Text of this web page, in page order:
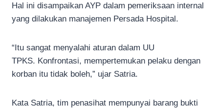
Hal ini disampaikan AYP dalam pemeriksaan internal
yang dilakukan manajemen Persada Hospital.
“Itu sangat menyalahi aturan dalam UU
TPKS. Konfrontasi, mempertemukan pelaku dengan
korban itu tidak boleh,” ujar Satria.
Kata Satria, tim penasihat mempunyai barang bukti